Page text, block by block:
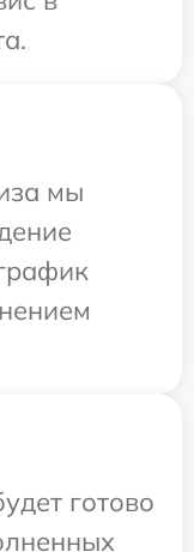
мы
готово